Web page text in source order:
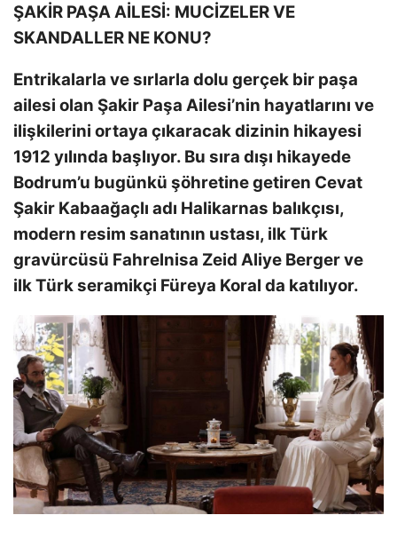
ŞAKİR PAŞA AİLESİ: MUCİZELER VE
SKANDALLER NE KONU?
Entrikalarla ve sırlarla dolu gerçek bir paşa
ailesi olan Şakir Paşa Ailesi’nin hayatlarını ve
ilişkilerini ortaya çıkaracak dizinin hikayesi
1912 yılında başlıyor. Bu sıra dışı hikayede
Bodrum’u bugünkü şöhretine getiren Cevat
Şakir Kabaağaçlı adı Halikarnas balıkçısı,
modern resim sanatının ustası, ilk Türk
gravürcüsü Fahrelnisa ​​Zeid Aliye Berger ve
ilk Türk seramikçi Füreya Koral da katılıyor.